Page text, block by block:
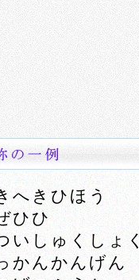
へきひほう
ひひ
しゅくしょく
かんかんげん